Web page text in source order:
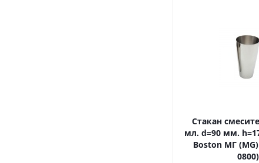
Стакан
мл. d=90 мм.
Boston МГ
0800)